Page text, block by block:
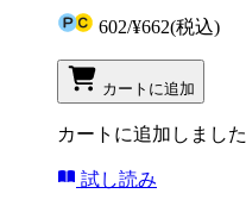
602/¥662(税込)
カートに追加
カートに追加しました
試し読み